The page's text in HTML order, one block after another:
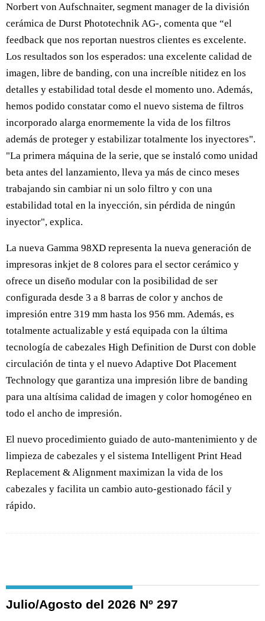
Norbert von Aufschnaiter, segment manager de la división
cerámica de Durst Phototechnik AG-, comenta que “el
feedback que nos reportan nuestros clientes es excelente.
Los resultados son los esperados: una excelente calidad de
imagen, libre de banding, con una increíble nitidez en los
detalles y estabilidad total desde el momento uno. Además,
hemos podido constatar como el nuevo sistema de filtros
incorporado alarga enormemente la vida de los filtros
además de proteger y estabilizar totalmente los inyectores".
"La primera máquina de la serie, que se instaló como unidad
beta antes del lanzamiento, lleva ya más de cinco meses
trabajando sin cambiar ni un solo filtro y con una
estabilidad total en la inyección, sin pérdida de ningún
inyector", explica.
La nueva Gamma 98XD representa la nueva generación de
impresoras inkjet de 8 colores para el sector cerámico y
ofrece un diseño modular con la posibilidad de ser
configurada desde 3 a 8 barras de color y anchos de
impresión entre 319 mm hasta los 956 mm. Además, es
totalmente actualizable y está equipada con la última
tecnología de cabezales High Definition de Durst con doble
circulación de tinta y el nuevo Adaptive Dot Placement
Technology que garantiza una impresión libre de banding
para una altísima calidad de imagen y color homogéneo en
todo el ancho de impresión.
El nuevo procedimiento guiado de auto-mantenimiento y de
limpieza de cabezales y el sistema Intelligent Print Head
Replacement & Alignment maximizan la vida de los
cabezales y facilita un cambio auto-gestionado fácil y
rápido.
Julio/Agosto del 2026 Nº 297